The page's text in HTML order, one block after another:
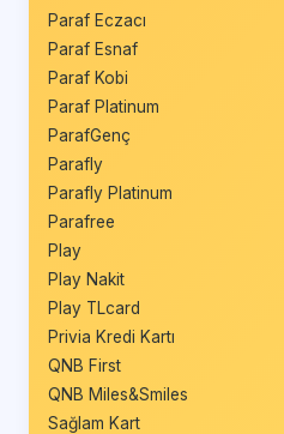
Paraf Eczacı
Paraf Esnaf
Paraf Kobi
Paraf Platinum
ParafGenç
Parafly
Parafly Platinum
Parafree
Play
Play Nakit
Play TLcard
Privia Kredi Kartı
QNB First
QNB Miles&Smiles
Sağlam Kart